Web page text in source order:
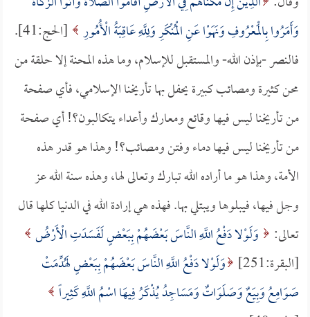
وَأَمَرُوا بِالْمَعْرُوفِ وَنَهَوْا عَنِ الْمُنْكَرِ وَلِلَّهِ عَاقِبَةُ الْأُمُورِ [الحج:41].
فالنصر -بإذن الله- والمستقبل للإسلام، وما هذه المحنة إلا حلقة من
محن كثيرة ومصائب كبيرة يحفل بها تأريخنا الإسلامي، فأي صفحة
من تأريخنا ليس فيها وقائع ومعارك وأعداء يتكالبون؟! أي صفحة
من تأريخنا ليس فيها دماء وفتن ومصائب؟! وهذا هو قدر هذه
الأمة، وهذا هو ما أراده الله تبارك وتعالى لها، وهذه سنة الله عز
وجل فيها، فيبلوها ويبتلي بها. فهذه هي إرادة الله في الدنيا كلها قال
تعالى:
وَلَوْلا دَفْعُ اللَّهِ النَّاسَ بَعْضَهُمْ بِبَعْضٍ لَفَسَدَتِ الْأَرْضُ
[البقرة:251]
وَلَوْلا دَفْعُ اللَّهِ النَّاسَ بَعْضَهُمْ بِبَعْضٍ لَهُدِّمَتْ
صَوَامِعُ وَبِيَعٌ وَصَلَوَاتٌ وَمَسَاجِدُ يُذْكَرُ فِيهَا اسْمُ اللَّهِ كَثِيراً